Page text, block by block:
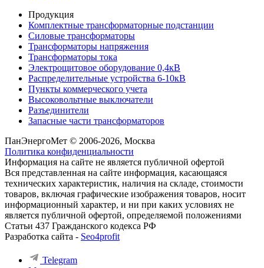
Продукция
Комплектные трансформаторные подстанции
Силовые трансформаторы
Трансформаторы напряжения
Трансформаторы тока
Электрощитовое оборудование 0,4кВ
Распределительные устройства 6-10кВ
Пункты коммерческого учета
Высоковольтные выключатели
Разъединители
Запасные части трансформаторов
ПанЭнергоМет © 2006-2026, Москва
Политика конфиденциальности
Информация на сайте не является публичной офертой
Вся представленная на сайте информация, касающаяся
технических характеристик, наличия на складе, стоимости
товаров, включая графические изображения товаров, носит
информационный характер, и ни при каких условиях не
является публичной офертой, определяемой положениями
Статьи 437 Гражданского кодекса РФ
Разработка сайта - Seo4profit
Telegram